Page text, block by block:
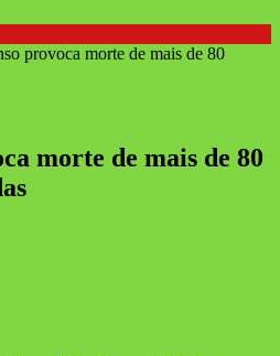
provoca morte de mais de 80
morte de mais de 80